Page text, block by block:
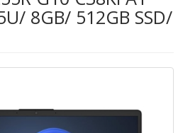
8GB/ 512GB SSD/